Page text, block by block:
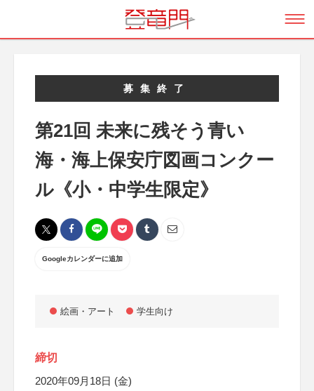
募集終了
第21回 未来に残そう青い
海・海上保安庁図画コンクー
ル《小・中学生限定》
Googleカレンダーに追加
絵画・アート 学生向け
締切
2020年09月18日 (金)